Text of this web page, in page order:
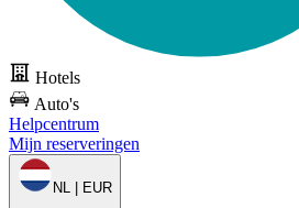
Hotels
Auto's
Helpcentrum
Mijn reserveringen
NL | EUR